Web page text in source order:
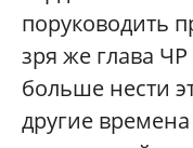
поруководить
зря же глава
больше нести
другие